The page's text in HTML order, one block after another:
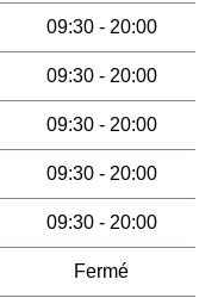
09:30 - 20:00
09:30 - 20:00
09:30 - 20:00
09:30 - 20:00
09:30 - 20:00
Fermé